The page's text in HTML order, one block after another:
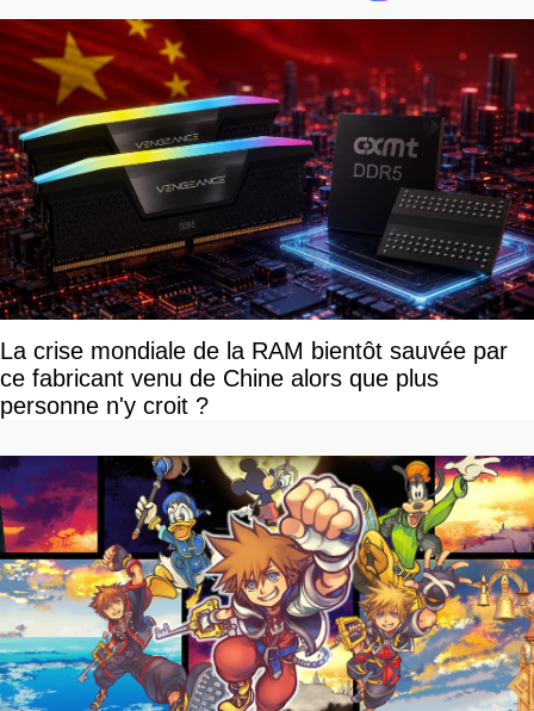
La crise mondiale de la RAM bientôt sauvée par
ce fabricant venu de Chine alors que plus
personne n'y croit ?